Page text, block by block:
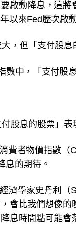
啟動降息，這
以來Fed歷次啟
，但「支付股息
數中，「支付股
股息的股票」表
費者物價指數（
息的期待。
濟學家史丹利
會比我們想像
息時間點可能